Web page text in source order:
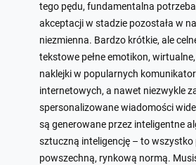
tego pędu, fundamentalna
akceptacji w stadzie pozostała w
niezmienna. Bardzo krótkie, ale
tekstowe pełne emotikon,
naklejki w popularnych
internetowych, a nawet niezwykle
spersonalizowane wiadomości
są generowane przez inteligentne
sztuczną inteligencję – to wszystko
powszechną, rynkową normą.